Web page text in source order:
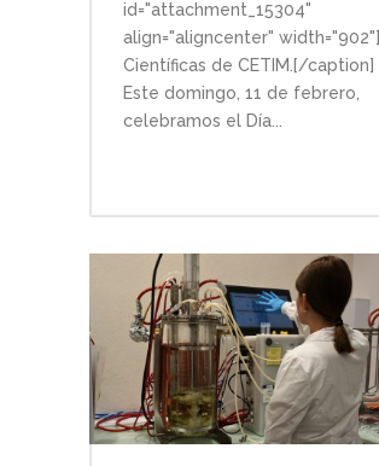
id="attachment_15304"
align="aligncenter" width="902"]
Científicas de CETIM.[/caption]
Este domingo, 11 de febrero,
celebramos el Día...